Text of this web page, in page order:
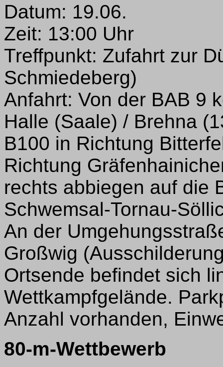
Datum: 19.06.
Zeit: 13:00 Uhr
Treffpunkt: Zufahrt zur
Schmiedeberg)
Anfahrt: Von der BAB 9
Halle (Saale) / Brehna
B100 in Richtung
Richtung
rechts abbiegen auf die
Schwemsal-Tornau-
An der
Großwig
Ortsende befindet sich
Wettkampfgelände.
Anzahl vorhanden,
80-m-Wettbewerb